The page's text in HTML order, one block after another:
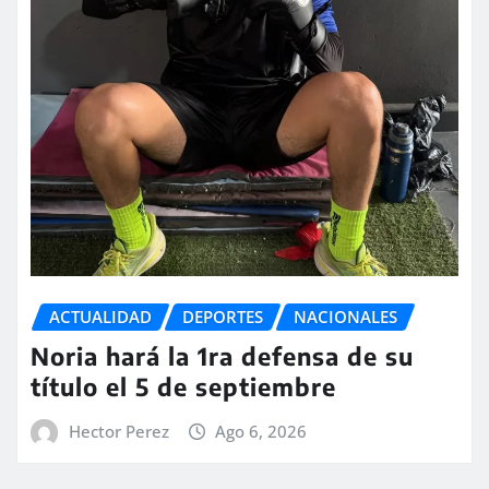
ACTUALIDAD DEPORTES NACIONALES
Noria hará la 1ra defensa de su
título el 5 de septiembre
Hector Perez Ago 6, 2026